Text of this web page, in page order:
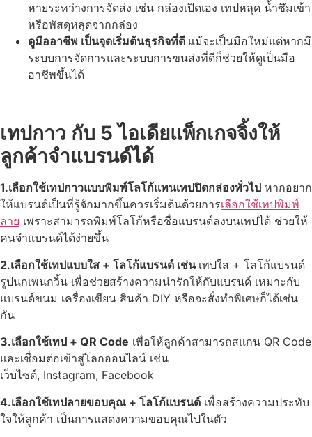
หายระหว่างการจัดส่ง เช่น กล่องเปิดเอง เทปหลุด น้ำซึมเข้า
หรือพัสดุหลุดจากกล่อง
ดูมืออาชีพ เป็นจุดเริ่มต้นธุรกิจที่ดี แม้จะเป็นมือใหม่แต่หากมี
ระบบการจัดการและระบบการขนส่งที่ดีก็ช่วยให้ดูเป็นมือ
อาชีพขึ้นได้
เทปกาว กับ 5ไอเดียแพ็กเกจจิ้งให้
ลูกค้าจำแบรนด์ได้
1.เลือกใช้เทปกาวแบบพิมพ์โลโก้แทนเทปปิดกล่องทั่วไป หากอยาก
ให้แบรนด์เป็นที่รู้จักมากขึ้นควรเริ่มต้นด้วยการเลือกใช้เทปพิมพ์
ลาย เพราะสามารถพิมพ์โลโก้หรือชื่อแบรนด์ลงบนเทปได้ ช่วยให้
คนจำแบรนด์ได้ง่ายขึ้น
2.เลือกใช้เทปแบบใส + โลโก้แบรนด์ เช่น เทปใส + โลโก้แบรนด์
รูปนกเพนกวิ้น เพื่อช่วยสร้างความน่ารักให้กับแบรนด์ เหมาะกับ
แบรนด์ขนม เครื่องเขียน สินค้า DIY หรือจะสั่งทำพิเศษก็ได้เช่น
กัน
3.เลือกใช้เทป + QR Code เพื่อให้ลูกค้าสามารถสแกน QR Code
และเชื่อมต่อเข้าสู่โลกออนไลน์ เช่น
เว็บไซต์, Instagram, Facebook
4.เลือกใช้เทปลายขอบคุณ + โลโก้แบรนด์ เพื่อสร้างความประทับ
ใจให้ลูกค้า เป็นการแสดงความขอบคุณไปในตัว